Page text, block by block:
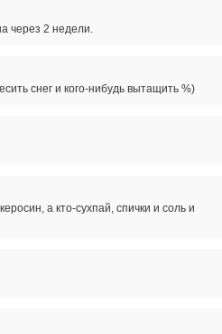
через 2 недели.
снег и кого-нибудь вытащить %)
а кто-сухпай, спички и соль и